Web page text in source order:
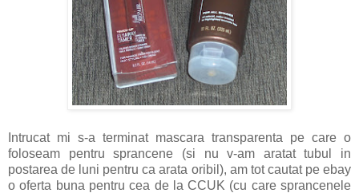
Intrucat mi s-a terminat mascara transparenta pe care o
foloseam pentru sprancene (si nu v-am aratat tubul in
postarea de luni pentru ca arata oribil), am tot cautat pe ebay
o oferta buna pentru cea de la CCUK (cu care sprancenele